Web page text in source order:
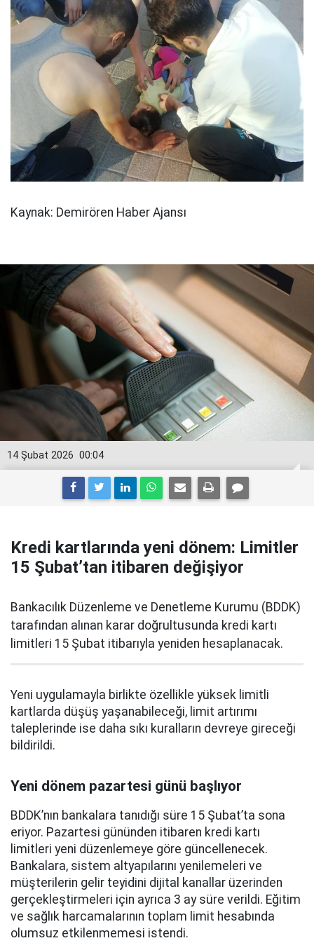
Kaynak: Demirören Haber Ajansı
00:04
14 Şubat 2026
Kredi kartlarında yeni dönem: Limitler
15 Şubat’tan itibaren değişiyor
Bankacılık Düzenleme ve Denetleme Kurumu (BDDK)
tarafından alınan karar doğrultusunda kredi kartı
limitleri 15 Şubat itibarıyla yeniden hesaplanacak.
Yeni uygulamayla birlikte özellikle yüksek limitli
kartlarda düşüş yaşanabileceği, limit artırımı
taleplerinde ise daha sıkı kuralların devreye gireceği
bildirildi.
Yeni dönem pazartesi günü başlıyor
BDDK’nın bankalara tanıdığı süre 15 Şubat’ta sona
eriyor. Pazartesi gününden itibaren kredi kartı
limitleri yeni düzenlemeye göre güncellenecek.
Bankalara, sistem altyapılarını yenilemeleri ve
müşterilerin gelir teyidini dijital kanallar üzerinden
gerçekleştirmeleri için ayrıca 3 ay süre verildi. Eğitim
ve sağlık harcamalarının toplam limit hesabında
olumsuz etkilenmemesi istendi.